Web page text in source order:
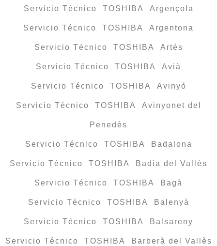
Servicio Técnico TOSHIBA Argençola
Servicio Técnico TOSHIBA Argentona
Servicio Técnico TOSHIBA Artés
Servicio Técnico TOSHIBA Avià
Servicio Técnico TOSHIBA Avinyó
Servicio Técnico TOSHIBA Avinyonet del
Penedès
Servicio Técnico TOSHIBA Badalona
Servicio Técnico TOSHIBA Badia del Vallès
Servicio Técnico TOSHIBA Bagà
Servicio Técnico TOSHIBA Balenyà
Servicio Técnico TOSHIBA Balsareny
Servicio Técnico TOSHIBA Barberà del Vallès